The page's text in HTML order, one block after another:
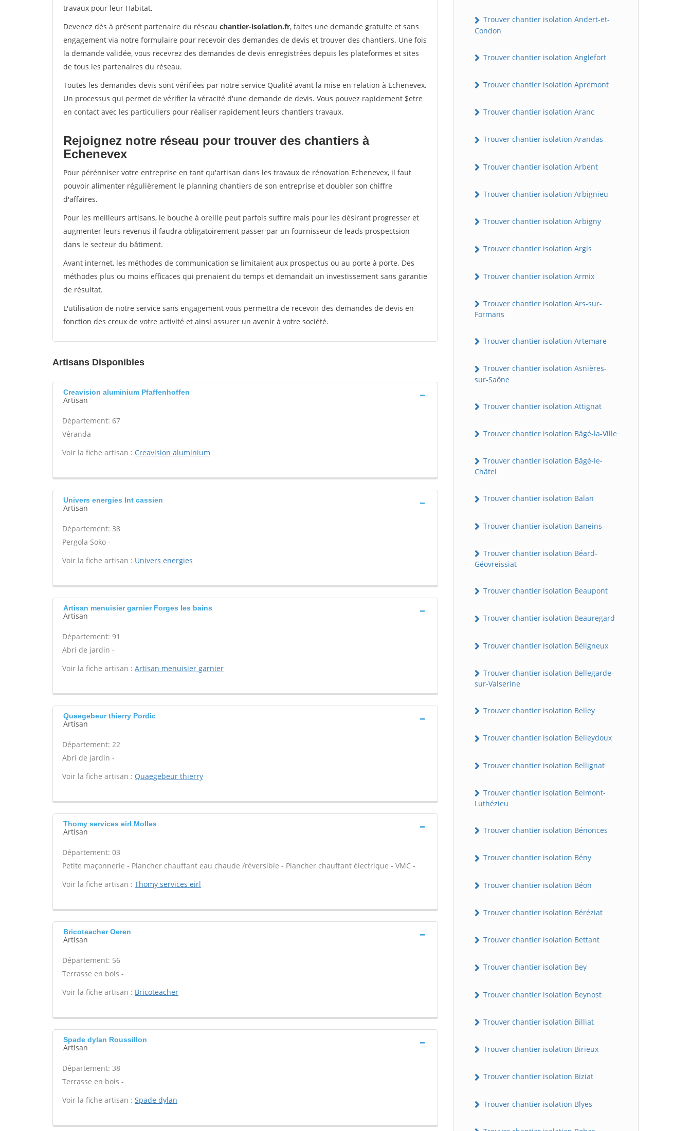
travaux pour leur Habitat.
Devenez dès à présent partenaire du réseau chantier-isolation.fr, faites une demande gratuite et sans
engagement via notre formulaire pour recevoir des demandes de devis et trouver des chantiers. Une fois
la demande validée, vous recevrez des demandes de devis enregistrées depuis les plateformes et sites
de tous les partenaires du réseau.
Toutes les demandes devis sont vérifiées par notre service Qualité avant la mise en relation à Echenevex.
Un processus qui permet de vérifier la véracité d'une demande de devis. Vous pouvez rapidement $etre
en contact avec les particuliers pour réaliser rapidement leurs chantiers travaux.
Rejoignez notre réseau pour trouver des chantiers à
Echenevex
Pour pérénniser votre entreprise en tant qu'artisan dans les travaux de rénovation Echenevex, il faut
pouvoir alimenter régulièrement le planning chantiers de son entreprise et doubler son chiffre
d'affaires.
Pour les meilleurs artisans, le bouche à oreille peut parfois suffire mais pour les désirant progresser et
augmenter leurs revenus il faudra obligatoirement passer par un fournisseur de leads prospectsion
dans le secteur du bâtiment.
Avant internet, les méthodes de communication se limitaient aux prospectus ou au porte à porte. Des
méthodes plus ou moins efficaces qui prenaient du temps et demandait un investissement sans garantie
de résultat.
L'utilisation de notre service sans engagement vous permettra de recevoir des demandes de devis en
fonction des creux de votre activité et ainsi assurer un avenir à votre société.
Artisans Disponibles
Creavision aluminium Pfaffenhoffen
Artisan
Département: 67
Véranda -
Voir la fiche artisan : Creavision aluminium
Univers energies Int cassien
Artisan
Département: 38
Pergola Soko -
Voir la fiche artisan : Univers energies
Artisan menuisier garnier Forges les bains
Artisan
Département: 91
Abri de jardin -
Voir la fiche artisan : Artisan menuisier garnier
Quaegebeur thierry Pordic
Artisan
Département: 22
Abri de jardin -
Voir la fiche artisan : Quaegebeur thierry
Thomy services eirl Molles
Artisan
Département: 03
Petite maçonnerie - Plancher chauffant eau chaude /réversible - Plancher chauffant électrique - VMC -
Voir la fiche artisan : Thomy services eirl
Bricoteacher Oeren
Artisan
Département: 56
Terrasse en bois -
Voir la fiche artisan : Bricoteacher
Spade dylan Roussillon
Artisan
Département: 38
Terrasse en bois -
Voir la fiche artisan : Spade dylan
Trouver chantier isolation Andert-et-
Condon
Trouver chantier isolation Anglefort
Trouver chantier isolation Apremont
Trouver chantier isolation Aranc
Trouver chantier isolation Arandas
Trouver chantier isolation Arbent
Trouver chantier isolation Arbignieu
Trouver chantier isolation Arbigny
Trouver chantier isolation Argis
Trouver chantier isolation Armix
Trouver chantier isolation Ars-sur-
Formans
Trouver chantier isolation Artemare
Trouver chantier isolation Asnières-
sur-Saône
Trouver chantier isolation Attignat
Trouver chantier isolation Bâgé-la-Ville
Trouver chantier isolation Bâgé-le-
Châtel
Trouver chantier isolation Balan
Trouver chantier isolation Baneins
Trouver chantier isolation Béard-
Géovreissiat
Trouver chantier isolation Beaupont
Trouver chantier isolation Beauregard
Trouver chantier isolation Béligneux
Trouver chantier isolation Bellegarde-
sur-Valserine
Trouver chantier isolation Belley
Trouver chantier isolation Belleydoux
Trouver chantier isolation Bellignat
Trouver chantier isolation Belmont-
Luthézieu
Trouver chantier isolation Bénonces
Trouver chantier isolation Bény
Trouver chantier isolation Béon
Trouver chantier isolation Béréziat
Trouver chantier isolation Bettant
Trouver chantier isolation Bey
Trouver chantier isolation Beynost
Trouver chantier isolation Billiat
Trouver chantier isolation Birieux
Trouver chantier isolation Biziat
Trouver chantier isolation Blyes